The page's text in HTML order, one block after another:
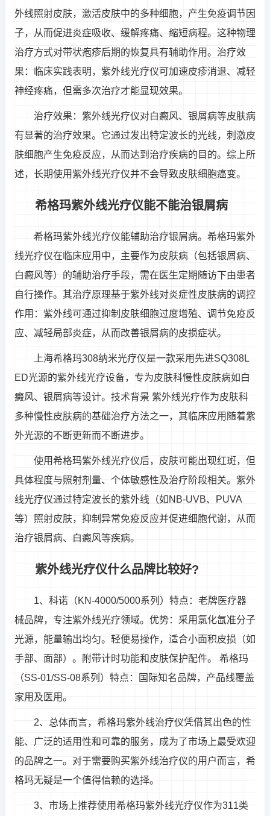
外线照射皮肤，激活皮肤中的多种细胞，产生免疫调节因
子，从而促进炎症吸收、缓解疼痛、缩短病程。这种物理
治疗方式对带状疱疹后期的恢复具有辅助作用。治疗效
果：临床实践表明，紫外线光疗仪可加速皮疹消退、减轻
神经疼痛，但需多次治疗才能显现效果。
治疗效果：紫外线光疗仪对白癜风、银屑病等皮肤病
有显著的治疗效果。它通过发出特定波长的光线，刺激皮
肤细胞产生免疫反应，从而达到治疗疾病的目的。综上所
述，长期使用紫外线光疗仪并不会导致皮肤细胞癌变。
希格玛紫外线光疗仪能不能治银屑病
希格玛紫外线光疗仪能辅助治疗银屑病。希格玛紫外
线光疗仪在临床应用中，主要作为皮肤病（包括银屑病、
白癜风等）的辅助治疗手段，需在医生定期随访下由患者
自行操作。其治疗原理基于紫外线对炎症性皮肤病的调控
作用：紫外线可通过抑制皮肤细胞过度增殖、调节免疫反
应、减轻局部炎症，从而改善银屑病的皮损症状。
上海希格玛308纳米光疗仪是一款采用先进SQ308L
ED光源的紫外线光疗设备，专为皮肤科慢性皮肤病如白
癜风、银屑病等设计。技术背景 紫外线光疗作为皮肤科
多种慢性皮肤病的基础治疗方法之一，其临床应用随着紫
外光源的不断更新而不断进步。
使用希格玛紫外线光疗仪后，皮肤可能出现红斑，但
具体程度与照射剂量、个体敏感性及治疗阶段相关。紫外
线光疗仪通过特定波长的紫外线（如NB-UVB、PUVA
等）照射皮肤，抑制异常免疫反应并促进细胞代谢，从而
治疗银屑病、白癜风等疾病。
紫外线光疗仪什么品牌比较好?
1、科诺（KN-4000/5000系列）特点：老牌医疗器
械品牌，专注紫外线光疗领域。优势：采用氯化氙准分子
光源，能量输出均匀。轻便易操作，适合小面积皮损（如
手部、面部）。附带计时功能和皮肤保护配件。 希格玛
（SS-01/SS-08系列）特点：国际知名品牌，产品线覆盖
家用及医用。
2、总体而言，希格玛紫外线治疗仪凭借其出色的性
能、广泛的适用性和可靠的服务，成为了市场上最受欢迎
的品牌之一。对于需要购买紫外线治疗仪的用户而言，希
格玛无疑是一个值得信赖的选择。
3、市场上推荐使用希格玛紫外线光疗仪作为311类